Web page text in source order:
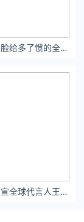
林乐一真笑脸给多了惯的全是病
小度耳机官宣全球代言人王曼昱